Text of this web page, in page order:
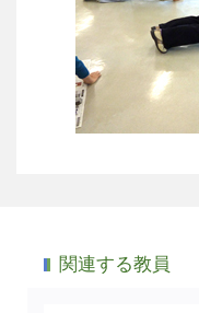
関連する教員